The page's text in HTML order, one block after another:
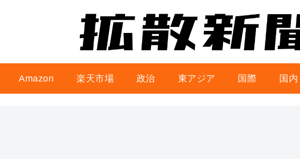
Amazon 楽天市場 政治 東アジア 国際 国内